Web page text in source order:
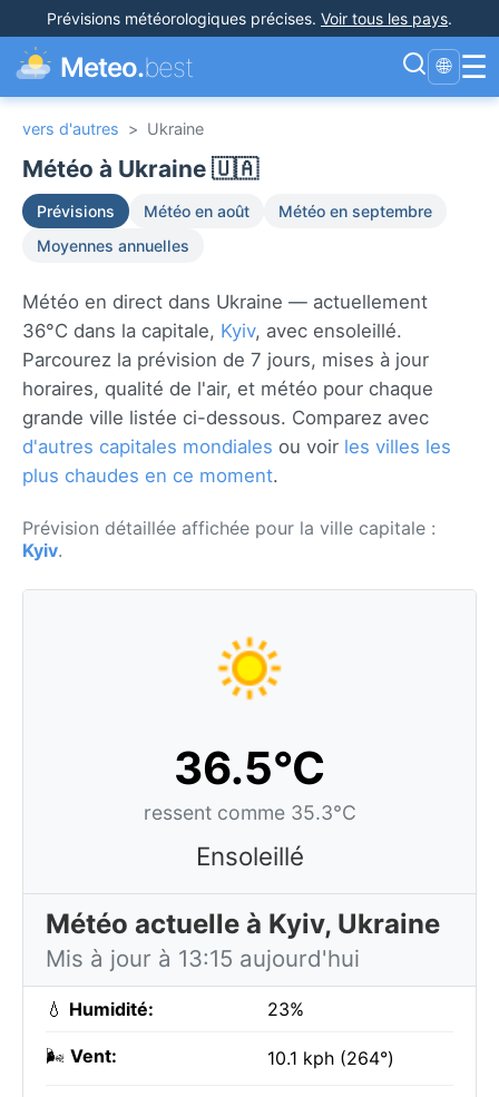
Prévisions météorologiques précises. Voir tous les pays.
Meteo.best 🌐 ☰
vers d'autres > Ukraine
Météo à Ukraine 🇺🇦
Prévisions Météo en août
Météo en septembre
Moyennes annuelles
Météo en direct dans Ukraine — actuellement
36°C dans la capitale, Kyiv, avec ensoleillé.
Parcourez la prévision de 7 jours, mises à jour
horaires, qualité de l'air, et météo pour chaque
grande ville listée ci-dessous. Comparez avec
d'autres capitales mondiales ou voir les villes les
plus chaudes en ce moment.
Prévision détaillée affichée pour la ville capitale :
Kyiv.
36.5°C
ressent comme 35.3°C
Ensoleillé
Météo actuelle à Kyiv, Ukraine
Mis à jour à 13:15 aujourd'hui
💧 Humidité: 23%
🌬️ Vent: 10.1 kph (264°)